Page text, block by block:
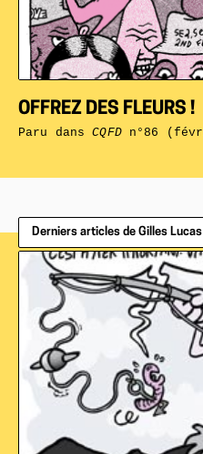
OFFREZ DES FLEURS !
Paru dansCQFDn°86
Derniers articles de Gilles Lucas